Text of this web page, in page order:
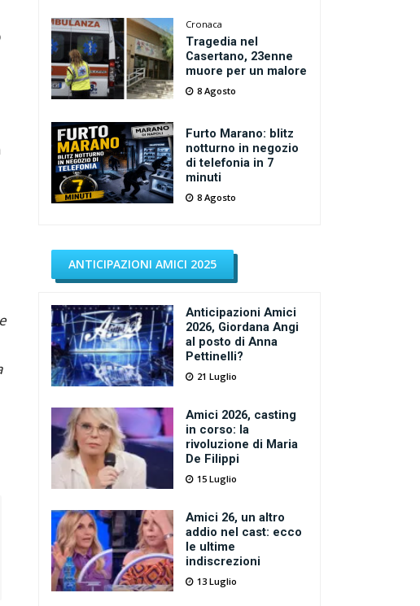
Cronaca
Tragedia nel
Casertano, 23enne
muore per un malore
8 Agosto
Furto Marano: blitz
notturno in negozio
di telefonia in 7
minuti
8 Agosto
ANTICIPAZIONI AMICI 2025
Anticipazioni Amici
2026, Giordana Angi
al posto di Anna
Pettinelli?
21 Luglio
Amici 2026, casting
in corso: la
rivoluzione di Maria
De Filippi
15 Luglio
Amici 26, un altro
addio nel cast: ecco
le ultime
indiscrezioni
13 Luglio